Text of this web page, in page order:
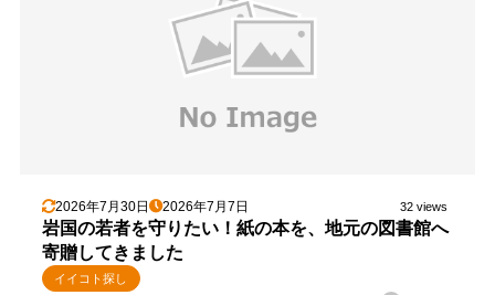
2026年7月30日 2026年7月7日 32 views
岩国の若者を守りたい！紙の本を、地元の図書館へ
寄贈してきました
イイコト探し